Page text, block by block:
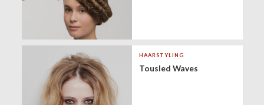
HAARSTYLING
Tousled Waves